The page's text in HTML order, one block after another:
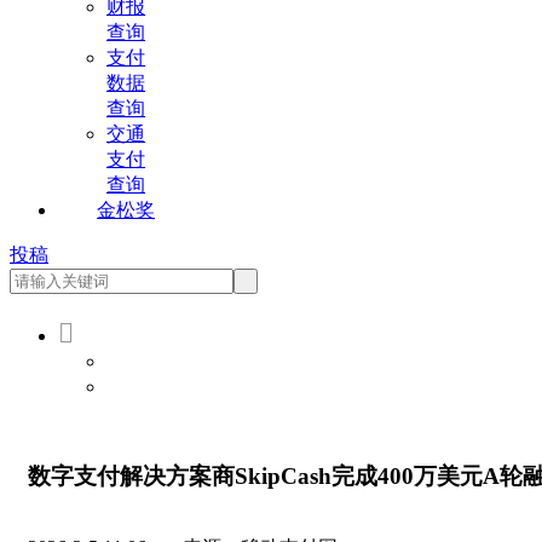
财报
查询
支付
数据
查询
交通
支付
查询
金松奖
投稿

数字支付解决方案商SkipCash完成400万美元A轮